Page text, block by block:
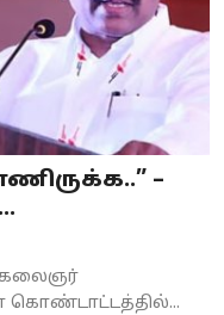
–
கலைஞர்
கொண்டாட்டத்தில்...